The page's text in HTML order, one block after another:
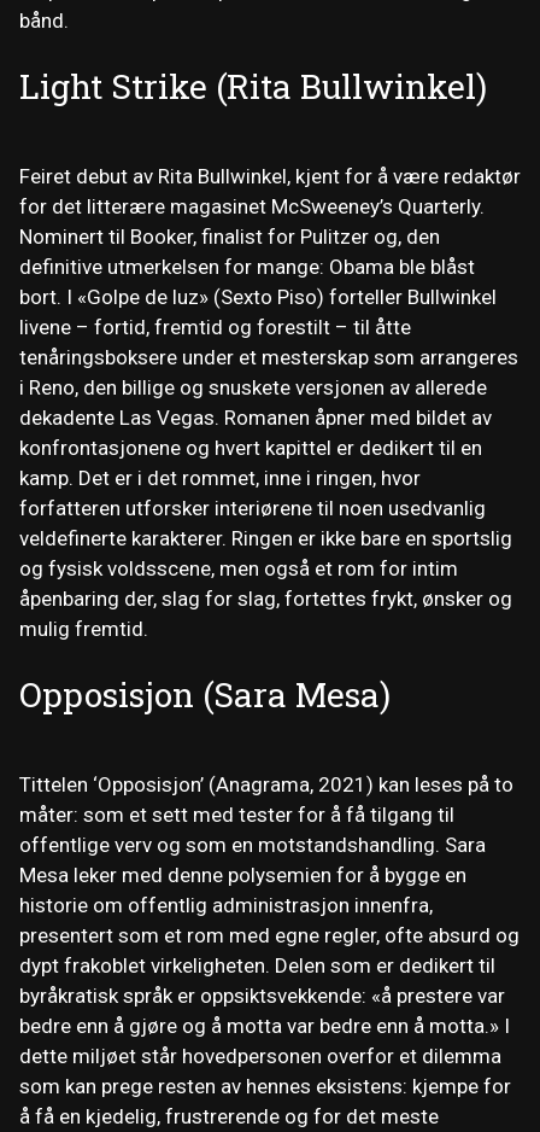
bånd.
Light Strike (Rita Bullwinkel)
Feiret debut av Rita Bullwinkel, kjent for å være redaktør
for det litterære magasinet McSweeney’s Quarterly.
Nominert til Booker, finalist for Pulitzer og, den
definitive utmerkelsen for mange: Obama ble blåst
bort. I «Golpe de luz» (Sexto Piso) forteller Bullwinkel
livene – fortid, fremtid og forestilt – til åtte
tenåringsboksere under et mesterskap som arrangeres
i Reno, den billige og snuskete versjonen av allerede
dekadente Las Vegas. Romanen åpner med bildet av
konfrontasjonene og hvert kapittel er dedikert til en
kamp. Det er i det rommet, inne i ringen, hvor
forfatteren utforsker interiørene til noen usedvanlig
veldefinerte karakterer. Ringen er ikke bare en sportslig
og fysisk voldsscene, men også et rom for intim
åpenbaring der, slag for slag, fortettes frykt, ønsker og
mulig fremtid.
Opposisjon (Sara Mesa)
Tittelen ‘Opposisjon’ (Anagrama, 2021) kan leses på to
måter: som et sett med tester for å få tilgang til
offentlige verv og som en motstandshandling. Sara
Mesa leker med denne polysemien for å bygge en
historie om offentlig administrasjon innenfra,
presentert som et rom med egne regler, ofte absurd og
dypt frakoblet virkeligheten. Delen som er dedikert til
byråkratisk språk er oppsiktsvekkende: «å prestere var
bedre enn å gjøre og å motta var bedre enn å motta.» I
dette miljøet står hovedpersonen overfor et dilemma
som kan prege resten av hennes eksistens: kjempe for
å få en kjedelig, frustrerende og for det meste